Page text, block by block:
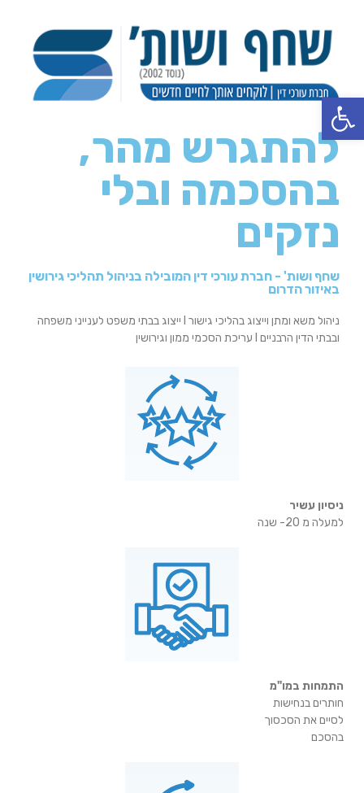
פתח סרגל נגישות
להתגרש מהר,
בהסכמה ובלי
נזקים
שחף ושות' - חברת עורכי דין המובילה בניהול תהליכי גירושין
באיזור הדרום
ניהול משא ומתן וייצוג בהליכי גישור I ייצוג בבתי משפט לענייני משפחה
ובבתי הדין הרבניים I עריכת הסכמי ממון וגירושין
ניסיון עשיר
למעלה מ 20- שנה
התמחות במו"מ
חותרים בנחישות
לסיים את הסכסוך
בהסכם